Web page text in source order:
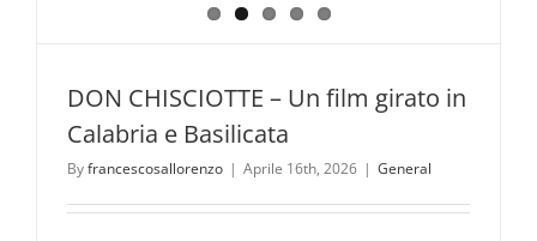
DON CHISCIOTTE – Un film girato in
Calabria e Basilicata
Byfrancescosallorenzo | Aprile 16th, 2026 | General